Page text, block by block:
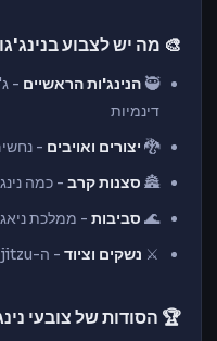
🎨 מה יש לצבוע
🥷 הנינג'ות הראשיים -
דינמיות
🐉 יצורים ואויבים -
🏯 סצנות קרב - כמה
🌊 סביבות - ממלכת
⚔️ נשקים וציוד - ה-Spinjitzu, חרבות ופריטים מהסדרה
🏆 הסודות של צובעי